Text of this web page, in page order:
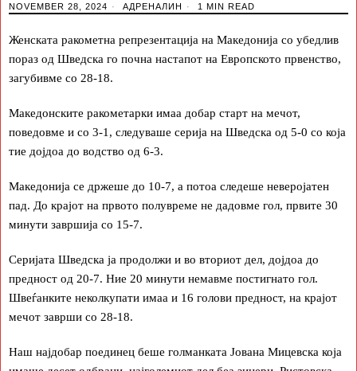
NOVEMBER 28, 2024 АДРЕНАЛИН 1 MIN READ
Женската ракометна репрезентација на Македонија со убедлив
пораз од Шведска го почна настапот на Европското првенство,
загубивме со 28-18.
Македонските ракометарки имаа добар старт на мечот,
поведовме и со 3-1, следуваше серија на Шведска од 5-0 со која
тие дојдоа до водство од 6-3.
Македонија се држеше до 10-7, а потоа следеше неверојатен
пад. До крајот на првото полувреме не дадовме гол, првите 30
минути завршија со 15-7.
Серијата Шведска ја продолжи и во вториот дел, дојдоа до
предност од 20-7. Ние 20 минути немавме постигнато гол.
Швеѓанките неколкупати имаа и 16 голови предност, на крајот
мечот заврши со 28-18.
Наш најдобар поединец беше голманката Јована Мицевска која